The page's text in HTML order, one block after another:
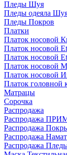
Пледы Шуя
Пледы одеяла
Пледы Покров
Платки
Платок носовой
Платок носовой
Платок носовой
Платок носовой
Платок носовой
Платок головной
Матрацы
Сорочка
Распродажа
Распродажа
Распродажа
Распродажа
Распродажа